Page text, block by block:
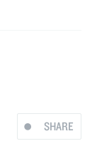
SHARE